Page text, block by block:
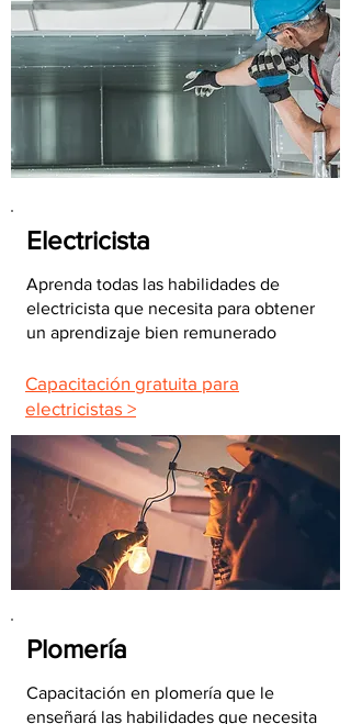
Electricista
Aprenda todas las habilidades de
electricista que necesita para obtener
un aprendizaje bien remunerado
Capacitación gratuita para
electricistas >
Plomería
Capacitación en plomería que le
enseñará las habilidades que necesita